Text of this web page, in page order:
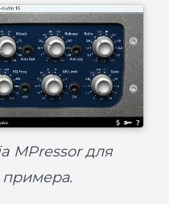
MPressor для
примера.